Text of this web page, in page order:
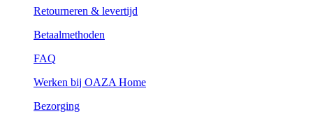
Retourneren & levertijd
Betaalmethoden
FAQ
Werken bij OAZA Home
Bezorging